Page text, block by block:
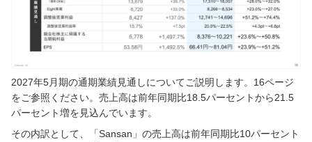
2027年5月期の通期業績見通しについてご説明します。16ページ
をご参照ください。売上高は前年同期比18.5パーセントから21.5
パーセント増を見込んでいます。
その内訳として、「Sansan」の売上高は前年同期比10パーセント